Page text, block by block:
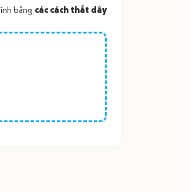
bằng các cách thắt dây